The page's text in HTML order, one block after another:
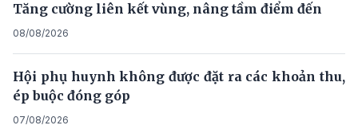
Tăng cường liên kết vùng, nâng tầm điểm đến
08/08/2026
Hội phụ huynh không được đặt ra các khoản thu,
ép buộc đóng góp
07/08/2026